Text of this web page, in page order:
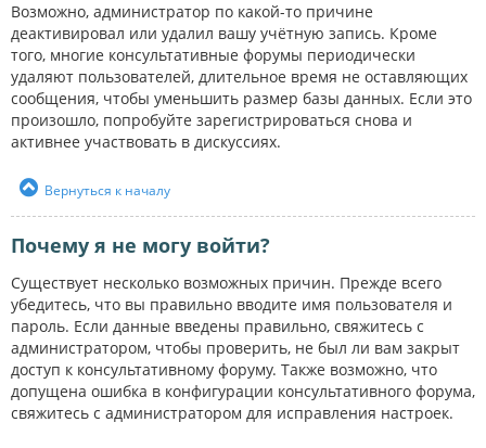
Возможно, администратор по какой-то причине
деактивировал или удалил вашу учётную запись. Кроме
того, многие консультативные форумы периодически
удаляют пользователей, длительное время не оставляющих
сообщения, чтобы уменьшить размер базы данных. Если это
произошло, попробуйте зарегистрироваться снова и
активнее участвовать в дискуссиях.
Вернуться к началу
Почему я не могу войти?
Существует несколько возможных причин. Прежде всего
убедитесь, что вы правильно вводите имя пользователя и
пароль. Если данные введены правильно, свяжитесь с
администратором, чтобы проверить, не был ли вам закрыт
доступ к консультативному форуму. Также возможно, что
допущена ошибка в конфигурации консультативного форума,
свяжитесь с администратором для исправления настроек.